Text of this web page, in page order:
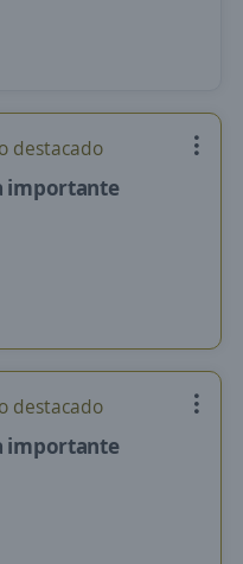
destacado
importante
destacado
importante